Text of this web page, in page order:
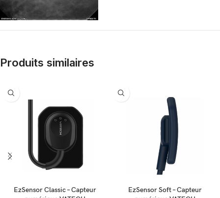
Produits similaires
EzSensor Classic – Capteur
EzSensor Soft – Capteur